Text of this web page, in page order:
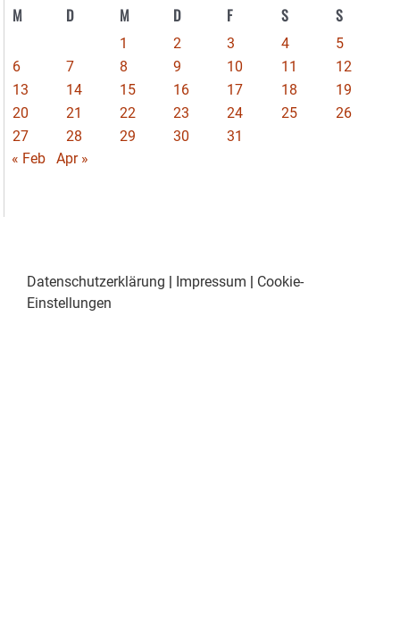
M D M D F S S
1 2 3 4
5
6
7 8 9 10 11
12
13
14 15 16 17 18
19
20
21 22 23 24 25
26
27
28 29 30
31
« Feb
Apr »
Datenschutzerklärung Impressum
Cookie-
Einstellungen